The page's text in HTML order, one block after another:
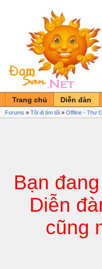
Trang chủ Diễn đàn
Forums » Tôi đi tìm tôi » Offline - Thư
Bạn
Diễn
cũng